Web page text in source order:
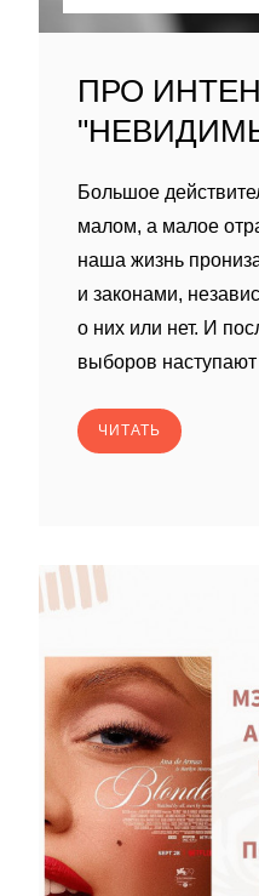
ПРО
Большое
малом, а малое
наша жизнь
и законами,
о них или нет. И
выборов наступают
ЧИТАТЬ